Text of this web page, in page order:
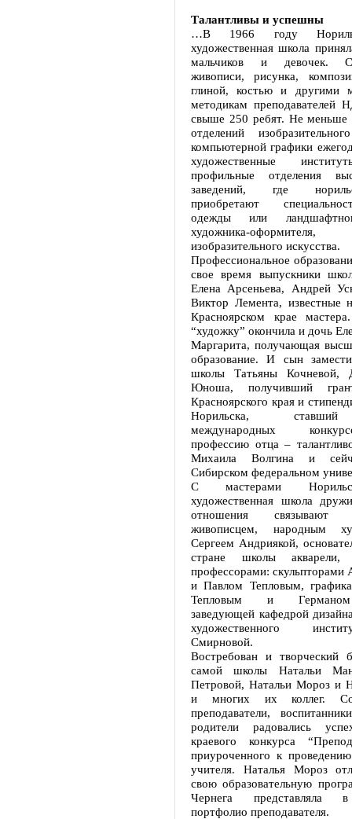
Талантливы и успешны
…В 1966 году
художественная школа
мальчиков и девочек.
живописи, рисунка,
глиной, костью и другими
методикам
свыше 250 ребят. Не меньше
отделений
компьютерной графики
художественные
профильные отделения
заведений, где
приобретают
одежды или
художника-оформителя,
изобразительного искусства.
Профессиональное
свое время выпускники
Елена Арсеньева, Андрей
Виктор Лемента,
Красноярском крае
“художку” окончила и дочь
Маргарита, получающая
образование. И сын
школы Татьяны Кочневой,
Юноша, получивший
Красноярского края и
Норильска, ставший
международных
профессию отца –
Михаила Волгина и
Сибирском федеральном
С мастерами
художественная школа
отношения связывают
живописцем, народным
Сергеем Андриякой,
стране школы акварели,
профессорами: скульпторами
и Павлом Тепловым,
Тепловым и
заведующей кафедрой
художественного
Смирновой.
Востребован и творческий
самой школы Натальи
Петровой, Натальи Мороз и
и многих их коллег.
преподаватели,
родители радовались
краевого конкурса
приуроченного к
учителя. Наталья Мороз
свою образовательную
Чернега представляла
портфолио преподавателя.